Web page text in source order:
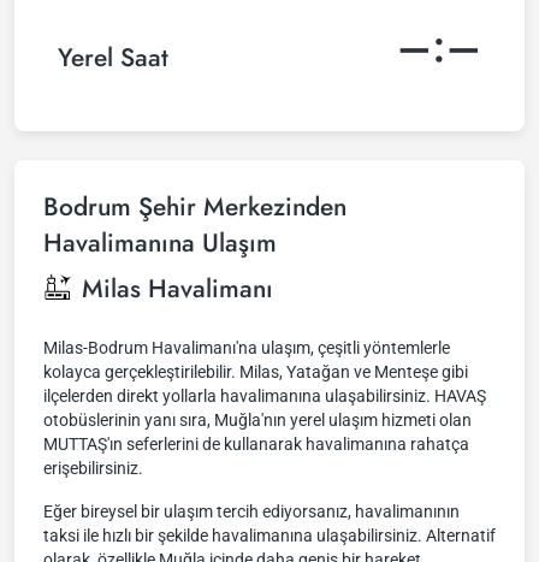
Yerel Saat –:–
Bodrum Şehir Merkezinden
Havalimanına Ulaşım
Milas Havalimanı
Milas-Bodrum Havalimanı'na ulaşım, çeşitli yöntemlerle
kolayca gerçekleştirilebilir. Milas, Yatağan ve Menteşe gibi
ilçelerden direkt yollarla havalimanına ulaşabilirsiniz. HAVAŞ
otobüslerinin yanı sıra, Muğla'nın yerel ulaşım hizmeti olan
MUTTAŞ'ın seferlerini de kullanarak havalimanına rahatça
erişebilirsiniz.
Eğer bireysel bir ulaşım tercih ediyorsanız, havalimanının
taksi ile hızlı bir şekilde havalimanına ulaşabilirsiniz. Alternatif